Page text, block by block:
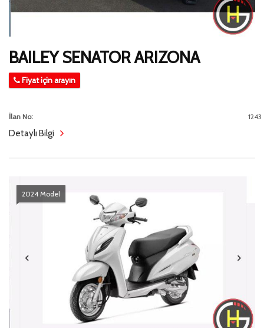
BAILEY SENATOR ARIZONA
Fiyat için arayın
İlan No: 1243
Detaylı Bilgi
2024 Model